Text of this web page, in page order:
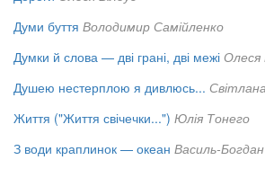
Думи буття Володимир Самійленко
Думки й слова — дві грані, дві межі Олеся
Душею нестерплою я дивлюсь...
Життя ("Життя свічечки...") Юлія Тонего
З води краплинок — океан Василь-